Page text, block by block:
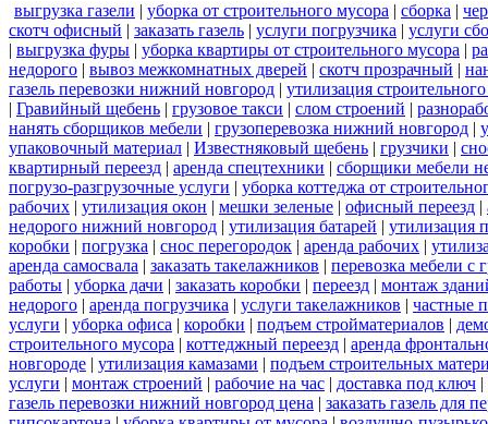
выгрузка газели | уборка от строительного мусора | сборка |
скотч офисный | заказать газель | услуги погрузчика | услуги
| выгрузка фуры | уборка квартиры от строительного мусора |
недорого | вывоз межкомнатных дверей | скотч прозрачный |
газель перевозки нижний новгород | утилизация
| Гравийный щебень | грузовое такси | слом строений |
нанять сборщиков мебели | грузоперевозка нижний новгород |
упаковочный материал | Известняковый щебень | грузчики |
квартирный переезд | аренда спецтехники | сборщики мебели
погрузо-разгрузочные услуги | уборка коттеджа от
рабочих | утилизация окон | мешки зеленые | офисный переезд |
недорого нижний новгород | утилизация батарей | утилизация
коробки | погрузка | снос перегородок | аренда рабочих |
аренда самосвала | заказать такелажников | перевозка мебели с
работы | уборка дачи | заказать коробки | переезд | монтаж
недорого | аренда погрузчика | услуги такелажников | частные
услуги | уборка офиса | коробки | подъем стройматериалов |
строительного мусора | коттеджный переезд | аренда
новгороде | утилизация камазами | подъем строительных
услуги | монтаж строений | рабочие на час | доставка под ключ |
газель перевозки нижний новгород цена | заказать газель для